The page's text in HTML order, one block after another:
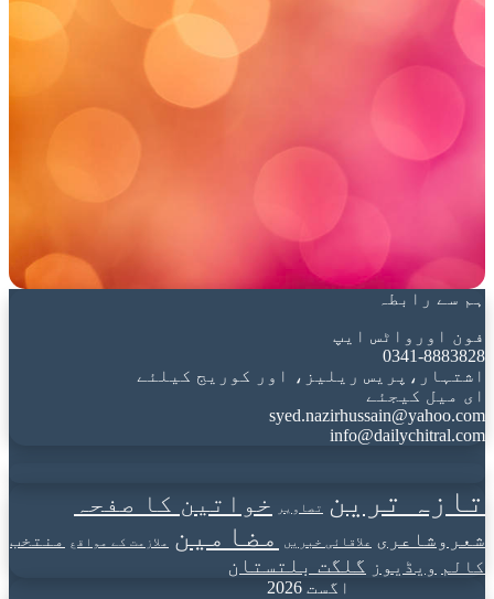
ہم سے رابطہ
فون اورواٹس ایپ
0341-8883828
اشتہار،پریس ریلیز، اور کوریج کیلئے
ای میل کیجئے
syed.nazirhussain@yahoo.com
info@dailychitral.com
تازہ ترین تصاویر خواتین کا صفحہ
شعروشاعری علاقائی خبریں مضامین ملازمت کے مواقع
منتخب
کالم ویڈیوز گلگت بلتستان
اگست 2026